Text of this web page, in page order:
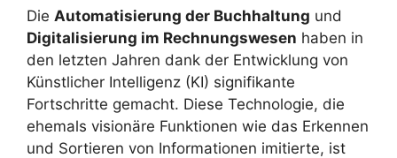
Die Automatisierung der Buchhaltung und
Digitalisierung im Rechnungswesen haben in
den letzten Jahren dank der Entwicklung von
Künstlicher Intelligenz (KI) signifikante
Fortschritte gemacht. Diese Technologie, die
ehemals visionäre Funktionen wie das Erkennen
und Sortieren von Informationen imitierte, ist